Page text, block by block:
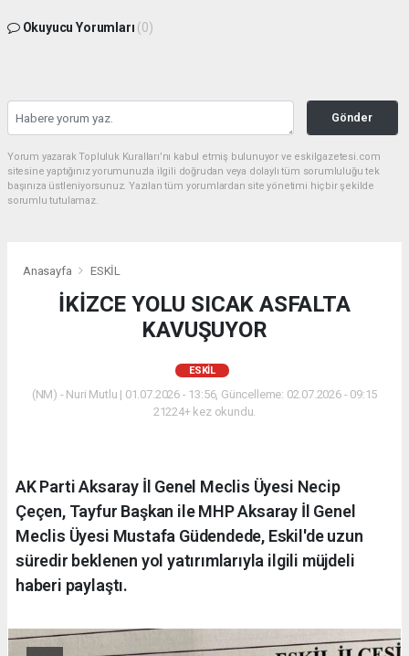
Okuyucu Yorumları (0)
Gönder
Yorum yazarak Topluluk Kuralları’nı kabul etmiş bulunuyor ve eskilgazetesi.com
sitesine yaptığınız yorumunuzla ilgili doğrudan veya dolaylı tüm sorumluluğu tek
başınıza üstleniyorsunuz. Yazılan tüm yorumlardan site yönetimi hiçbir şekilde
sorumlu tutulamaz.
Anasayfa ESKİL
İKİZCE YOLU SICAK ASFALTA
KAVUŞUYOR
ESKİL
(NM) - Nuri Mutlu | 01.07.2026 - 13:56, Güncelleme: 02.07.2026 - 09:15
21224+ kez okundu.
AK Parti Aksaray İl Genel Meclis Üyesi Necip
Çeçen, Tayfur Başkan ile MHP Aksaray İl Genel
Meclis Üyesi Mustafa Güdendede, Eskil'de uzun
süredir beklenen yol yatırımlarıyla ilgili müjdeli
haberi paylaştı.